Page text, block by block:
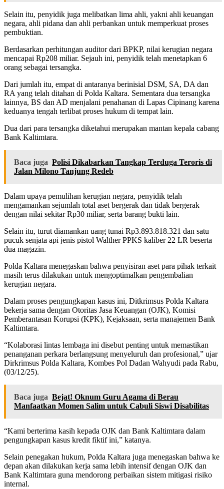
Selain itu, penyidik juga melibatkan lima ahli, yakni ahli keuangan
negara, ahli pidana dan ahli perbankan untuk memperkuat proses
pembuktian.
Berdasarkan perhitungan auditor dari BPKP, nilai kerugian negara
mencapai Rp208 miliar. Sejauh ini, penyidik telah menetapkan 6
orang sebagai tersangka.
Dari jumlah itu, empat di antaranya berinisial DSM, SA, DA dan
RA yang telah ditahan di Polda Kaltara. Sementara dua tersangka
lainnya, BS dan AD menjalani penahanan di Lapas Cipinang karena
keduanya tengah terlibat proses hukum di tempat lain.
Dua dari para tersangka diketahui merupakan mantan kepala cabang
Bank Kaltimtara.
Baca juga Polisi Dikabarkan Tangkap Terduga Teroris di
Jalan Milono Tanjung Redeb
Dalam upaya pemulihan kerugian negara, penyidik telah
mengamankan sejumlah total aset bergerak dan tidak bergerak
dengan nilai sekitar Rp30 miliar, serta barang bukti lain.
Selain itu, turut diamankan uang tunai Rp3.893.818.321 dan satu
pucuk senjata api jenis pistol Walther PPKS kaliber 22 LR beserta
dua magazin.
Polda Kaltara menegaskan bahwa penyisiran aset para pihak terkait
masih terus dilakukan untuk mengoptimalkan pengembalian
kerugian negara.
Dalam proses pengungkapan kasus ini, Ditkrimsus Polda Kaltara
bekerja sama dengan Otoritas Jasa Keuangan (OJK), Komisi
Pemberantasan Korupsi (KPK), Kejaksaan, serta manajemen Bank
Kaltimtara.
“Kolaborasi lintas lembaga ini disebut penting untuk memastikan
penanganan perkara berlangsung menyeluruh dan profesional,” ujar
Dirkrimsus Polda Kaltara, Kombes Pol Dadan Wahyudi pada Rabu,
(03/12/25).
Baca juga Bejat! Oknum Guru Agama di Berau
Manfaatkan Momen Salim untuk Cabuli Siswi Disabilitas
“Kami berterima kasih kepada OJK dan Bank Kaltimtara dalam
pengungkapan kasus kredit fiktif ini,” katanya.
Selain penegakan hukum, Polda Kaltara juga menegaskan bahwa ke
depan akan dilakukan kerja sama lebih intensif dengan OJK dan
Bank Kaltimtara guna mendorong perbaikan sistem mitigasi risiko
internal.